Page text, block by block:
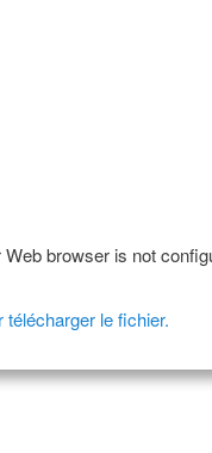
Web browser is not
télécharger le fichier.